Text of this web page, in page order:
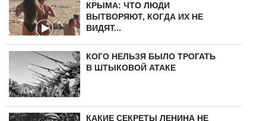
КРЫМА: ЧТО ЛЮДИ
ВЫТВОРЯЮТ, КОГДА ИХ НЕ
ВИДЯТ...
КОГО НЕЛЬЗЯ БЫЛО ТРОГАТЬ
В ШТЫКОВОЙ АТАКЕ
КАКИЕ СЕКРЕТЫ ЛЕНИНА НЕ